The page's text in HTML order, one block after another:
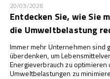
20/03/2026
Entdecken Sie, wie Sie
die Umweltbelastung
Immer mehr Unternehmen sind
überdenken, um
Energieverbrauch zu optimieren
Umweltbelastungen zu